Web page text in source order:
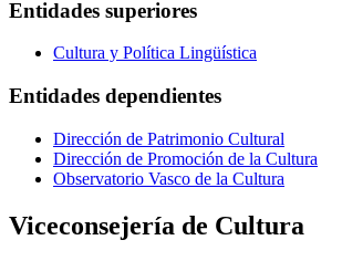
Entidades superiores
Cultura y Política Lingüística
Entidades dependientes
Dirección de Patrimonio Cultural
Dirección de Promoción de la Cultura
Observatorio Vasco de la Cultura
Viceconsejería de Cultura